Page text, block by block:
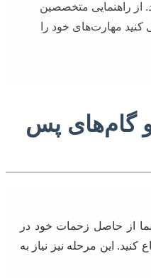
راهنمایی متخصصین
کنید مهارت‌های خود را
و گام‌های پس
از حاصل زحمات خود در
کنید. این مرحله نیز نیاز به